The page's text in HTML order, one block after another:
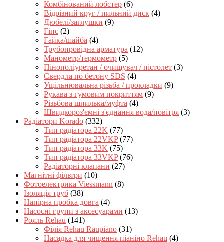
Комбінований лобстер (6)
Відрізний круг / пильний диск (4)
Дюбелі/заглушки (9)
Гіпс (2)
Гайка/шайба (4)
Трубопровідна арматура (12)
Манометр/термометр (5)
Пінополіуретан / очищувач / пістолет (3)
Свердла по бетону SDS (4)
Ущільнювальна різьба / прокладки (9)
Рукава з гумовим покриттям (9)
Різьбова шпилька/муфта (4)
Швидкороз'ємні з'єднання вода/повітря (3)
Радіатори Korado (332)
Тип радіатора 22K (77)
Тип радіатора 22VKP (77)
Тип радіатора 33K (75)
Тип радіатора 33VKP (76)
Радіаторні клапани (27)
Магнітні фільтри (10)
Фотоелектрика Viessmann (8)
Ізоляція труб (38)
Напірна пробка довга (4)
Насосні групи з аксесуарами (13)
Рояль Rehau (141)
Філія Rehau Raupiano (31)
Насадка для чищення піаніно Rehau (4)